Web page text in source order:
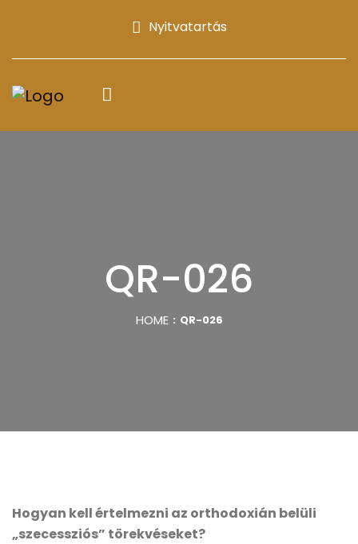
Nyitvatartás
QR-026
HOME QR-026
Hogyan kell értelmezni az orthodoxián belüli
„szecessziós” törekvéseket?